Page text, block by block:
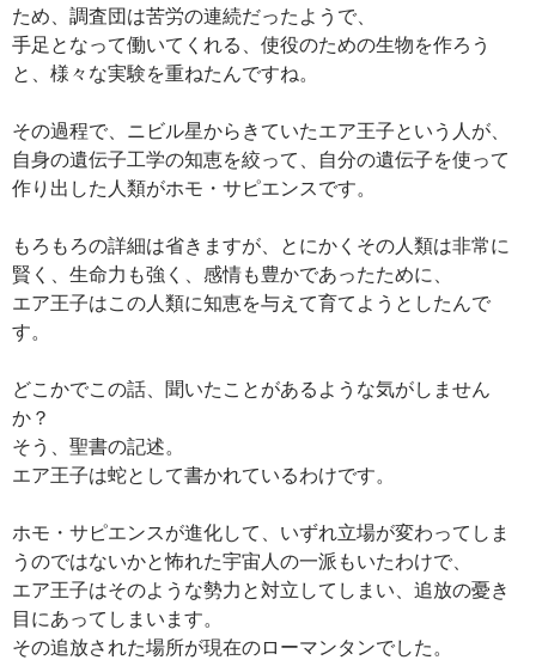
ため、調査団は苦労の連続だったようで、
手足となって働いてくれる、使役のための生物を作ろう
と、様々な実験を重ねたんですね。
その過程で、ニビル星からきていたエア王子という人が、
自身の遺伝子工学の知恵を絞って、自分の遺伝子を使って
作り出した人類がホモ・サピエンスです。
もろもろの詳細は省きますが、とにかくその人類は非常に
賢く、生命力も強く、感情も豊かであったために、
エア王子はこの人類に知恵を与えて育てようとしたんで
す。
どこかでこの話、聞いたことがあるような気がしません
か？
そう、聖書の記述。
エア王子は蛇として書かれているわけです。
ホモ・サピエンスが進化して、いずれ立場が変わってしま
うのではないかと怖れた宇宙人の一派もいたわけで、
エア王子はそのような勢力と対立してしまい、追放の憂き
目にあってしまいます。
その追放された場所が現在のローマンタンでした。